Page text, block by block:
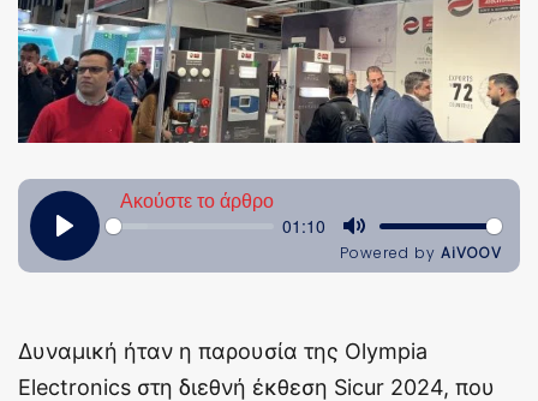
Δυναμική ήταν η παρουσία της Olympia
Electronics στη διεθνή έκθεση Sicur 2024, που